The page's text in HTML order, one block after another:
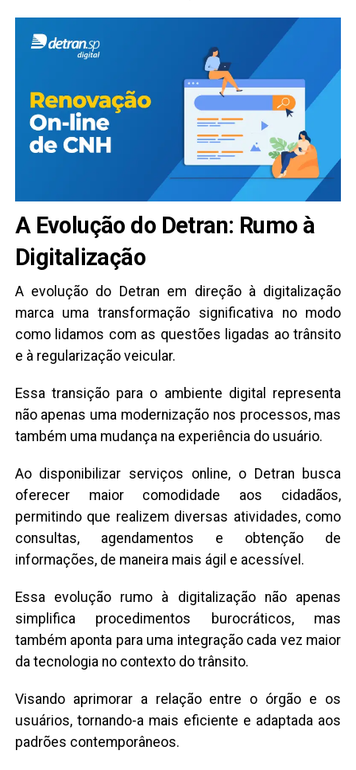
A Evolução do Detran: Rumo à
Digitalização
A evolução do Detran em direção à digitalização
marca uma transformação significativa no modo
como lidamos com as questões ligadas ao trânsito
e à regularização veicular.
Essa transição para o ambiente digital representa
não apenas uma modernização nos processos, mas
também uma mudança na experiência do usuário.
Ao disponibilizar serviços online, o Detran busca
oferecer maior comodidade aos cidadãos,
permitindo que realizem diversas atividades, como
consultas, agendamentos e obtenção de
informações, de maneira mais ágil e acessível.
Essa evolução rumo à digitalização não apenas
simplifica procedimentos burocráticos, mas
também aponta para uma integração cada vez maior
da tecnologia no contexto do trânsito.
Visando aprimorar a relação entre o órgão e os
usuários, tornando-a mais eficiente e adaptada aos
padrões contemporâneos.